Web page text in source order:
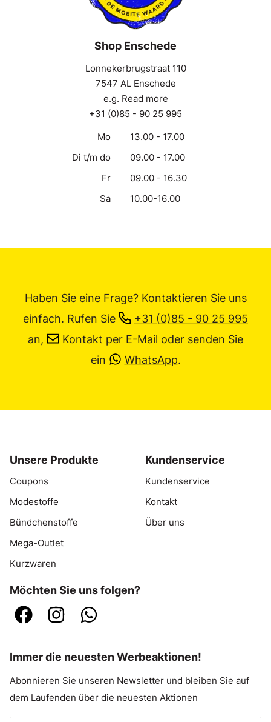
Shop Enschede
Lonnekerbrugstraat 110
7547 AL Enschede
e.g. Read more
+31 (0)85 - 90 25 995
Mo
13.00 - 17.00
Di t/m do
09.00 - 17.00
Fr
09.00 - 16.30
Sa
10.00-16.00
Haben Sie eine Frage? Kontaktieren Sie uns
einfach. Rufen Sie
+31 (0)85 - 90 25 995
an,
Kontakt per E-Mail oder senden Sie
ein
WhatsApp.
Unsere Produkte
Coupons
Modestoffe
Bündchenstoffe
Mega-Outlet
Kurzwaren
Kundenservice
Kundenservice
Kontakt
Über uns
Möchten Sie uns folgen?
Immer die neuesten Werbeaktionen!
Abonnieren Sie unseren Newsletter und bleiben Sie auf
dem Laufenden über die neuesten Aktionen